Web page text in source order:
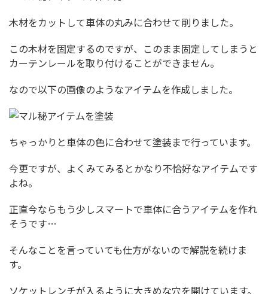
木材をカットして車体の丸みに合わせて削りました。
この木材を固定するのですが、このまま固定してしまうと
カーテンレールを取り付けることができません。
なので以下の画像のようなアイテムを作成しました。
ちゃっかりと車体の色に合わせて塗装まで行っています。
今更ですが、よくみてみるとかなり不恰好なアイテムです
よね。
正直今ならもう少しスマートで車体に合うアイテムを作れ
そうです…
そんなことを言っていても仕方がないので解説を続けま
す。
ソケットレンチが入るように大きめな穴を開けています。